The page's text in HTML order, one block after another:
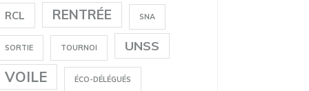
RCL RENTRÉE SNA
SORTIE TOURNOI UNSS
VOILE ÉCO-DÉLÉGUÉS